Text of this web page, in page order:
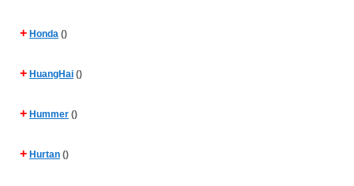
+ Honda ()
+ HuangHai ()
+ Hummer ()
+ Hurtan ()